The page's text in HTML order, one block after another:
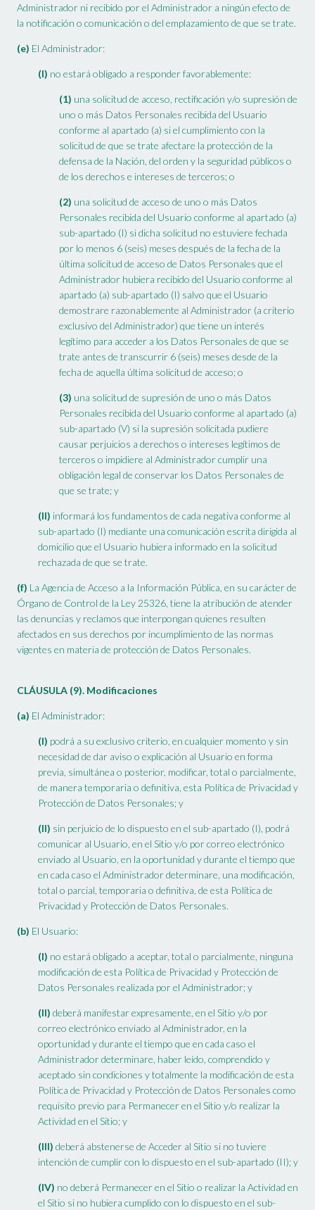
Administrador ni recibido por el Administrador a ningún efecto de
la notificación o comunicación o del emplazamiento de que se trate.
(e) El Administrador:
(I) no estará obligado a responder favorablemente:
(1) una solicitud de acceso, rectificación y/o supresión de
uno o más Datos Personales recibida del Usuario
conforme al apartado (a) si el cumplimiento con la
solicitud de que se trate afectare la protección de la
defensa de la Nación, del orden y la seguridad públicos o
de los derechos e intereses de terceros; o
(2) una solicitud de acceso de uno o más Datos
Personales recibida del Usuario conforme al apartado (a)
sub-apartado (I) si dicha solicitud no estuviere fechada
por lo menos 6 (seis) meses después de la fecha de la
última solicitud de acceso de Datos Personales que el
Administrador hubiera recibido del Usuario conforme al
apartado (a) sub-apartado (I) salvo que el Usuario
demostrare razonablemente al Administrador (a criterio
exclusivo del Administrador) que tiene un interés
legítimo para acceder a los Datos Personales de que se
trate antes de transcurrir 6 (seis) meses desde de la
fecha de aquella última solicitud de acceso; o
(3) una solicitud de supresión de uno o más Datos
Personales recibida del Usuario conforme al apartado (a)
sub-apartado (V) si la supresión solicitada pudiere
causar perjuicios a derechos o intereses legítimos de
terceros o impidiere al Administrador cumplir una
obligación legal de conservar los Datos Personales de
que se trate; y
(II) informará los fundamentos de cada negativa conforme al
sub-apartado (I) mediante una comunicación escrita dirigida al
domicilio que el Usuario hubiera informado en la solicitud
rechazada de que se trate.
(f) La Agencia de Acceso a la Información Pública, en su carácter de
Órgano de Control de la Ley 25326, tiene la atribución de atender
las denuncias y reclamos que interpongan quienes resulten
afectados en sus derechos por incumplimiento de las normas
vigentes en materia de protección de Datos Personales.
CLÁUSULA (9). Modificaciones
(a) El Administrador:
(I) podrá a su exclusivo criterio, en cualquier momento y sin
necesidad de dar aviso o explicación al Usuario en forma
previa, simultánea o posterior, modificar, total o parcialmente,
de manera temporaria o definitiva, esta Política de Privacidad y
Protección de Datos Personales; y
(II) sin perjuicio de lo dispuesto en el sub-apartado (I), podrá
comunicar al Usuario, en el Sitio y/o por correo electrónico
enviado al Usuario, en la oportunidad y durante el tiempo que
en cada caso el Administrador determinare, una modificación,
total o parcial, temporaria o definitiva, de esta Política de
Privacidad y Protección de Datos Personales.
(b) El Usuario:
(I) no estará obligado a aceptar, total o parcialmente, ninguna
modificación de esta Política de Privacidad y Protección de
Datos Personales realizada por el Administrador; y
(II) deberá manifestar expresamente, en el Sitio y/o por
correo electrónico enviado al Administrador, en la
oportunidad y durante el tiempo que en cada caso el
Administrador determinare, haber leído, comprendido y
aceptado sin condiciones y totalmente la modificación de esta
Política de Privacidad y Protección de Datos Personales como
requisito previo para Permanecer en el Sitio y/o realizar la
Actividad en el Sitio; y
(III) deberá abstenerse de Acceder al Sitio si no tuviere
intención de cumplir con lo dispuesto en el sub-apartado (II); y
(IV) no deberá Permanecer en el Sitio o realizar la Actividad en
el Sitio si no hubiera cumplido con lo dispuesto en el sub-